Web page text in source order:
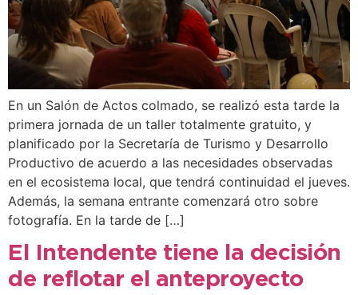
En un Salón de Actos colmado, se realizó esta tarde la
primera jornada de un taller totalmente gratuito, y
planificado por la Secretaría de Turismo y Desarrollo
Productivo de acuerdo a las necesidades observadas
en el ecosistema local, que tendrá continuidad el jueves.
Además, la semana entrante comenzará otro sobre
fotografía. En la tarde de […]
El Intendente tiene la decisión
de reflotar el anteproyecto